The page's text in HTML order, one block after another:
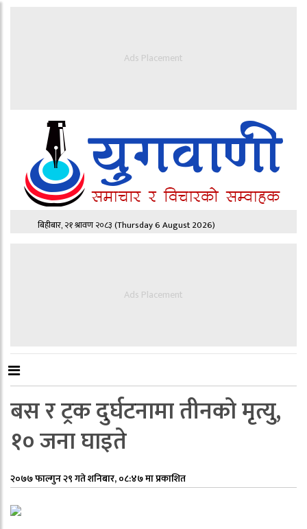
Ads Placement
बिहीबार, २१ श्रावण २०८३(Thursday 6 August 2026)
Ads Placement
बस र ट्रक दुर्घटनामा तीनको मृत्यु,
१० जना घाइते
२०७७ फाल्गुन २९ गते शनिबार, ०८:४७ मा प्रकाशित